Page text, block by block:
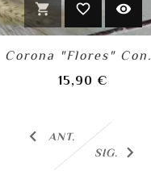
shopping_cart favorite_border visibility
Corona "Flores"
15,90 €
ANT.
SIG.